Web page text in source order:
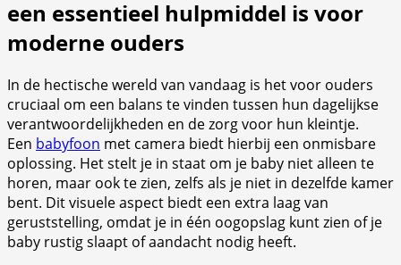
een essentieel hulpmiddel is voor
moderne ouders
In de hectische wereld van vandaag is het voor ouders
cruciaal om een balans te vinden tussen hun dagelijkse
verantwoordelijkheden en de zorg voor hun kleintje.
Een babyfoon met camera biedt hierbij een onmisbare
oplossing. Het stelt je in staat om je baby niet alleen te
horen, maar ook te zien, zelfs als je niet in dezelfde kamer
bent. Dit visuele aspect biedt een extra laag van
geruststelling, omdat je in één oogopslag kunt zien of je
baby rustig slaapt of aandacht nodig heeft.